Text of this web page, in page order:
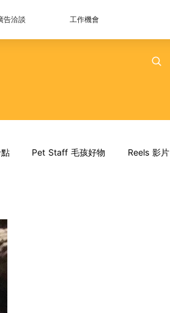
告洽談 工作機會
Pet Staff 毛孩好物 Reels 影片